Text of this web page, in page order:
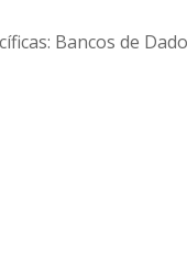
Bancos de